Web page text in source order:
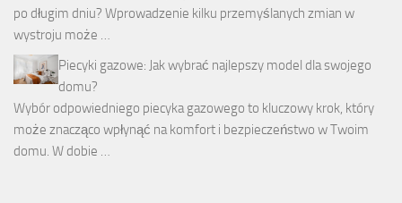
po długim dniu? Wprowadzenie kilku przemyślanych zmian w
wystroju może …
Piecyki gazowe: Jak wybrać najlepszy model dla swojego
domu?
Wybór odpowiedniego piecyka gazowego to kluczowy krok, który
może znacząco wpłynąć na komfort i bezpieczeństwo w Twoim
domu. W dobie …